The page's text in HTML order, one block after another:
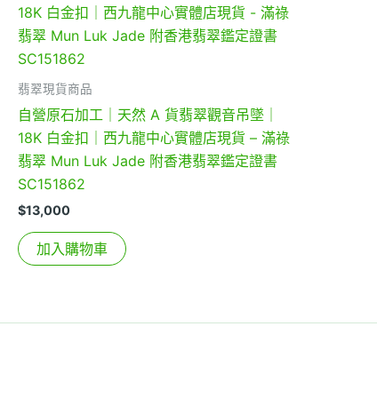
翡翠現貨商品
自營原石加工｜天然 A 貨翡翠觀音吊墜｜
18K 白金扣｜西九龍中心實體店現貨 – 滿祿
翡翠 Mun Luk Jade 附香港翡翠鑑定證書
SC151862
$13,000
加入購物車